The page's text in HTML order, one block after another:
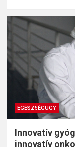
EGÉSZSÉGÜGY
Innovatív
innovatív